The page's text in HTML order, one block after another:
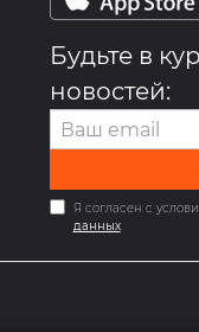
Будьте в
новостей:
Я согласен с
данных